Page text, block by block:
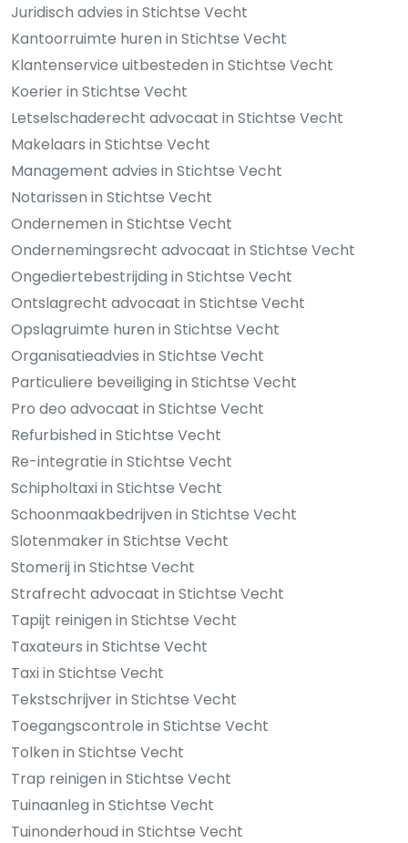
Juridisch advies in Stichtse Vecht
Kantoorruimte huren in Stichtse Vecht
Klantenservice uitbesteden in Stichtse Vecht
Koerier in Stichtse Vecht
Letselschaderecht advocaat in Stichtse Vecht
Makelaars in Stichtse Vecht
Management advies in Stichtse Vecht
Notarissen in Stichtse Vecht
Ondernemen in Stichtse Vecht
Ondernemingsrecht advocaat in Stichtse Vecht
Ongediertebestrijding in Stichtse Vecht
Ontslagrecht advocaat in Stichtse Vecht
Opslagruimte huren in Stichtse Vecht
Organisatieadvies in Stichtse Vecht
Particuliere beveiliging in Stichtse Vecht
Pro deo advocaat in Stichtse Vecht
Refurbished in Stichtse Vecht
Re-integratie in Stichtse Vecht
Schipholtaxi in Stichtse Vecht
Schoonmaakbedrijven in Stichtse Vecht
Slotenmaker in Stichtse Vecht
Stomerij in Stichtse Vecht
Strafrecht advocaat in Stichtse Vecht
Tapijt reinigen in Stichtse Vecht
Taxateurs in Stichtse Vecht
Taxi in Stichtse Vecht
Tekstschrijver in Stichtse Vecht
Toegangscontrole in Stichtse Vecht
Tolken in Stichtse Vecht
Trap reinigen in Stichtse Vecht
Tuinaanleg in Stichtse Vecht
Tuinonderhoud in Stichtse Vecht